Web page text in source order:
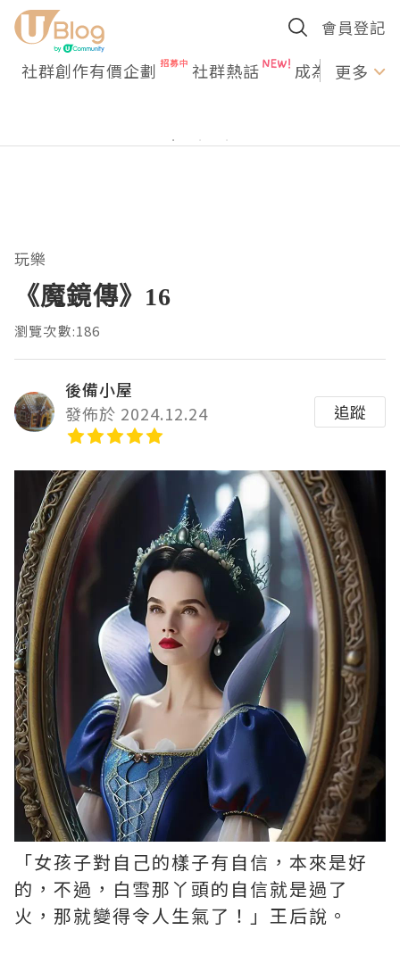
會員登記
社群創作有價企劃 社群熱話 成為U更多
玩樂
《魔鏡傳》16
瀏覽次數:186
後備小屋
發佈於 2024.12.24
追蹤
「女孩子對自己的樣子有自信，本來是好
的，不過，白雪那丫頭的自信就是過了
火，那就變得令人生氣了！」王后說。